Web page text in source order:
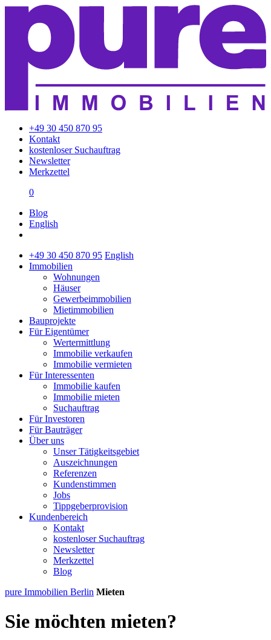
+49 30 450 870 95
Kontakt
kostenloser Suchauftrag
Newsletter
Merkzettel
0
Blog
English
+49 30 450 870 95 English
Immobilien
Wohnungen
Häuser
Gewerbeimmobilien
Mietimmobilien
Bauprojekte
Für Eigentümer
Wertermittlung
Immobilie verkaufen
Immobilie vermieten
Für Interessenten
Immobilie kaufen
Immobilie mieten
Suchauftrag
Für Investoren
Für Bauträger
Über uns
Unser Tätigkeitsgebiet
Auszeichnungen
Referenzen
Kundenstimmen
Jobs
Tippgeberprovision
Kundenbereich
Kontakt
kostenloser Suchauftrag
Newsletter
Merkzettel
Blog
pure Immobilien Berlin Mieten
Sie möchten mieten?